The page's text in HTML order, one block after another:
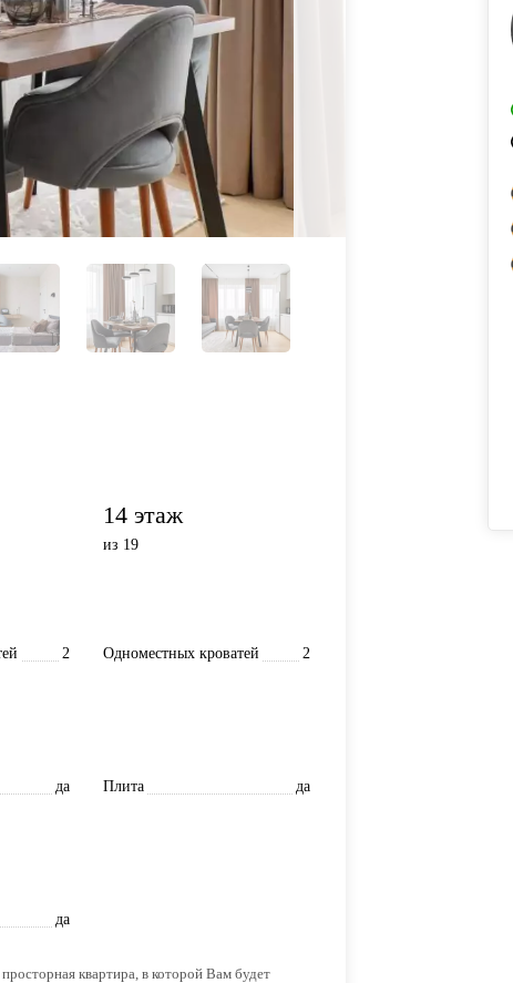
14 этаж
из 19
2 Одноместных кроватей
2
да Плита
да
да
квартира, в которой Вам будет